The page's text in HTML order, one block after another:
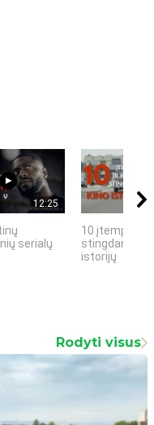
12:25
serialų
10 įtemptų,
stingdančių
istorijų
Rodyti visus